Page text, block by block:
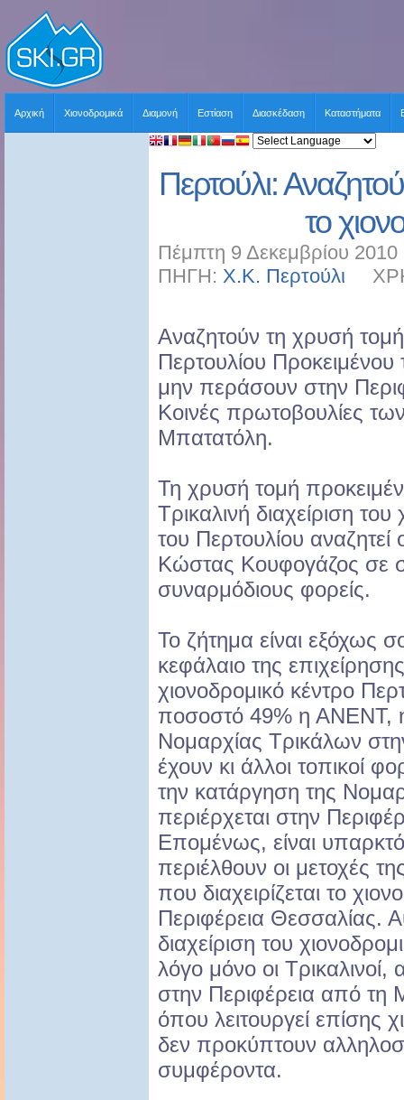
Αρχική Χιονοδρομικά Διαμονή Εστίαση Διασκέδαση Καταστήματα
Περτούλι:
το
Πέμπτη 9 Δεκεμβρίου
ΠΗΓΗ: Χ.Κ. Περτούλι
Αναζητούν τη χρυσή τομή
Περτουλίου
μην περάσουν στην
Κοινές πρωτοβουλίες
Μπατατόλη.
Τη χρυσή τομή
Τρικαλινή διαχείριση
του Περτουλίου
Κώστας Κουφογάζος σε
συναρμόδιους φορείς.
Το ζήτημα είναι εξόχως
κεφάλαιο της
χιονοδρομικό κέντρο
ποσοστό 49% η ΑΝΕΝΤ,
Νομαρχίας Τρικάλων
έχουν κι άλλοι τοπικοί
την κατάργηση της
περιέρχεται στην
Επομένως, είναι
περιέλθουν οι μετοχές
που διαχειρίζεται το
Περιφέρεια Θεσσαλίας.
διαχείριση του
λόγο μόνο οι
στην Περιφέρεια από τη
όπου λειτουργεί επίσης
δεν προκύπτουν
συμφέροντα.